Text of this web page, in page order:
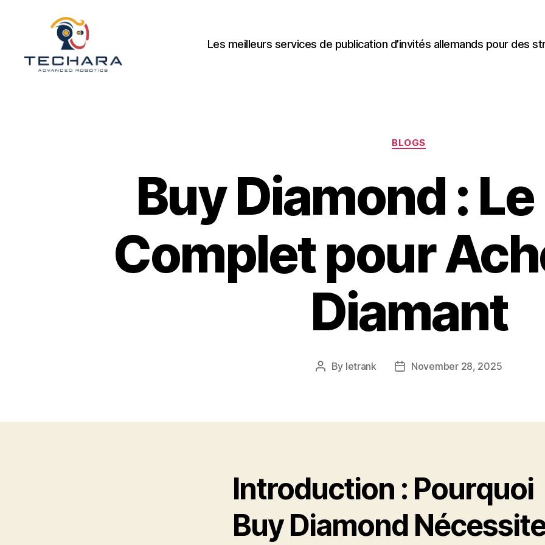
Les meilleurs services de publication d’invités allemands pour des
Categories
BLOGS
Buy Diamond :
Complet pour
Diamant
Post
By letrank
PostNovember 28, 2025
Introduction : Pourquoi
Buy Diamond